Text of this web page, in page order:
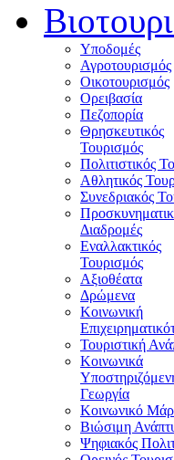
Υποδομές
Αγροτουρισμός
Οικοτουρισμός
Ορειβασία
Πεζοπορία
Θρησκευτικός
Τουρισμός
Πολιτιστικός
Αθλητικός
Συνεδριακός
Διαδρομές
Εναλλακτικός
Τουρισμός
Αξιοθέατα
Δρώμενα
Κοινωνική
Τουριστική
Κοινωνικά
Γεωργία
Κοινωνικό
Βιώσιμη
Ψηφιακός